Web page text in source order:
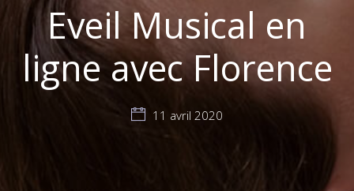
Eveil Musical en
ligne avec Florence
11 avril 2020